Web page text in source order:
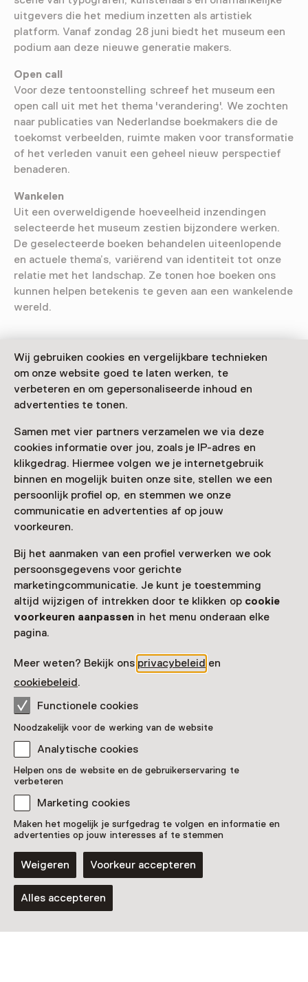
Wij gebruiken cookies en vergelijkbare technieken
om onze website goed te laten werken, te
verbeteren en om gepersonaliseerde inhoud en
advertenties te tonen.
Samen met vier partners verzamelen we via deze
cookies informatie over jou, zoals je IP-adres en
klikgedrag. Hiermee volgen we je internetgebruik
binnen en mogelijk buiten onze site, stellen we een
persoonlijk profiel op, en stemmen we onze
communicatie en advertenties af op jouw
voorkeuren.
Bij het aanmaken van een profiel verwerken we ook
persoonsgegevens voor gerichte
marketingcommunicatie. Je kunt je toestemming
altijd wijzigen of intrekken door te klikken op cookie
voorkeuren aanpassen in het menu onderaan elke
pagina.
Meer weten? Bekijk ons privacybeleid en
cookiebeleid.
Functionele cookies
Noodzakelijk voor de werking van de website
Analytische cookies
Helpen ons de website en de gebruikerservaring te
verbeteren
Marketing cookies
Maken het mogelijk je surfgedrag te volgen en informatie en
advertenties op jouw interesses af te stemmen
Weigeren Voorkeur accepteren
Alles accepteren
uitgevers die het medium inzetten als artistiek
platform. Vanaf zondag 28 juni biedt het museum een
podium aan deze nieuwe generatie makers.
Open call
Voor deze tentoonstelling schreef het museum een
open call uit met het thema 'verandering'. We zochten
naar publicaties van Nederlandse boekmakers die de
toekomst verbeelden, ruimte maken voor transformatie
of het verleden vanuit een geheel nieuw perspectief
benaderen.
Wankelen
Uit een overweldigende hoeveelheid inzendingen
selecteerde het museum zestien bijzondere werken.
De geselecteerde boeken behandelen uiteenlopende
en actuele thema’s, variërend van identiteit tot onze
relatie met het landschap. Ze tonen hoe boeken ons
kunnen helpen betekenis te geven aan een wankelende
wereld.
Bezoekersinformatie
Toegang
museum.
Museumkaart of ticket kopen
Museumkaart geldig
Datum
T/m 27 september van 11:00 tot 17:00
Toon beschikbaarheid
Locatie
Huis van het boek
2514 AP Den Haag
Route plannen
070 - 34 62 700
Vandaag open van 11:00 tot 17:00 uur
Meer openingstijden
Zien & doen in Huis van
het boek